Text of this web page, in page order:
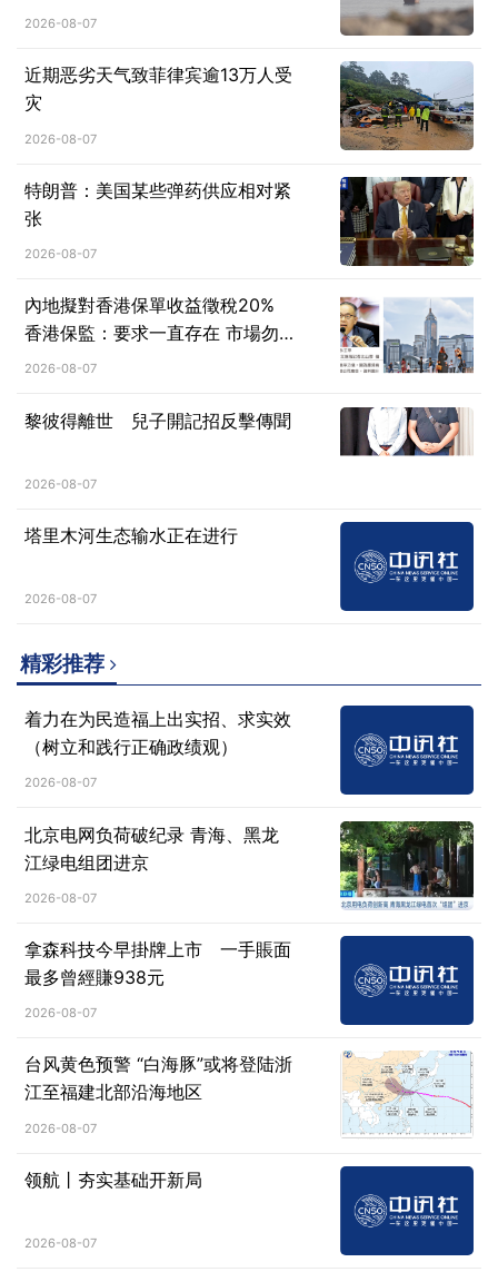
2026-08-07
近期恶劣天气致菲律宾逾13万人受
灾
2026-08-07
特朗普：美国某些弹药供应相对紧
张
2026-08-07
內地擬對香港保單收益徵稅20%
香港保監：要求一直存在 市場勿
過度解讀
2026-08-07
黎彼得離世 兒子開記招反擊傳聞
2026-08-07
塔里木河生态输水正在进行
2026-08-07
精彩推荐
着力在为民造福上出实招、求实效
（树立和践行正确政绩观）
2026-08-07
北京电网负荷破纪录 青海、黑龙
江绿电组团进京
2026-08-07
拿森科技今早掛牌上市 一手賬面
最多曾經賺938元
2026-08-07
台风黄色预警 “白海豚”或将登陆浙
江至福建北部沿海地区
2026-08-07
领航丨夯实基础开新局
2026-08-07